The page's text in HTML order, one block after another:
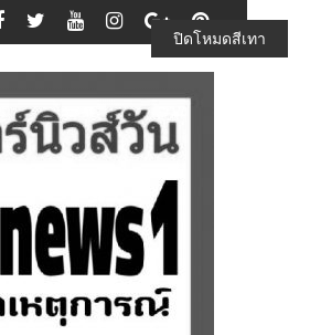
ปิดโหมดสีเทา